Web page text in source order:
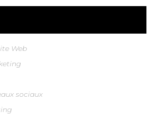
Web
sociaux